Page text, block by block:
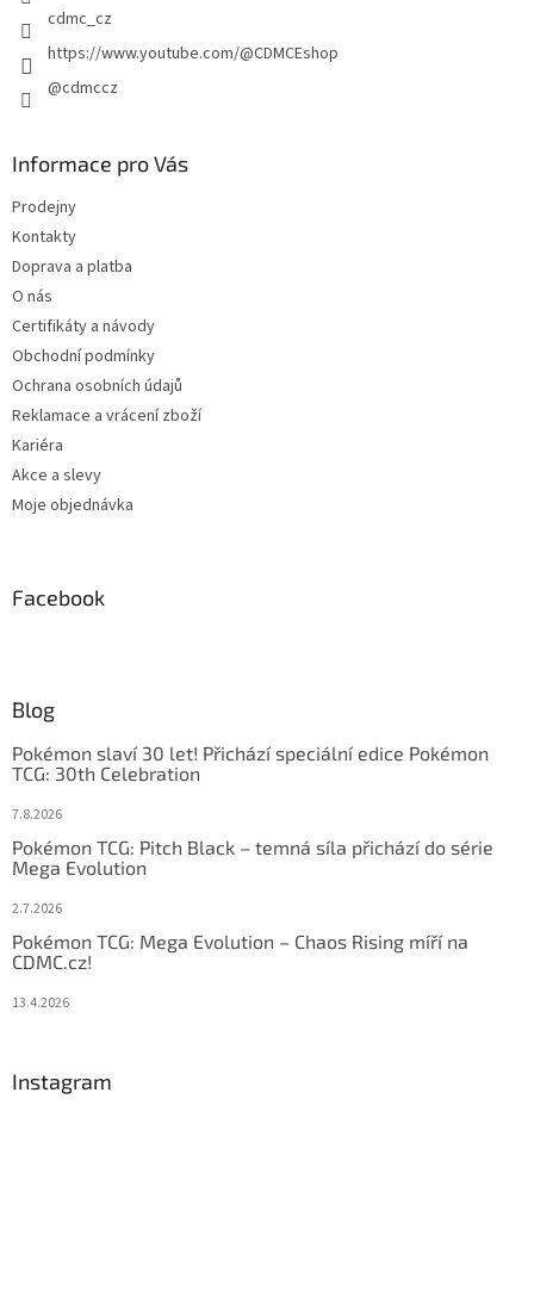
cdmc_cz
https://www.youtube.com/@CDMCEshop
@cdmccz
Informace pro Vás
Prodejny
Kontakty
Doprava a platba
O nás
Certifikáty a návody
Obchodní podmínky
Ochrana osobních údajů
Reklamace a vrácení zboží
Kariéra
Akce a slevy
Moje objednávka
Facebook
Blog
Pokémon slaví 30 let! Přichází speciální edice Pokémon
TCG: 30th Celebration
7.8.2026
Pokémon TCG: Pitch Black – temná síla přichází do série
Mega Evolution
2.7.2026
Pokémon TCG: Mega Evolution – Chaos Rising míří na
CDMC.cz!
13.4.2026
Instagram